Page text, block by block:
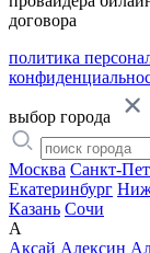
договора
политика
выбор города
Москва Санкт-
Екатеринбург
Казань Сочи
А
Аксай Алексин